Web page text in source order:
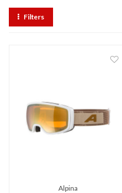
Filters
Alpina